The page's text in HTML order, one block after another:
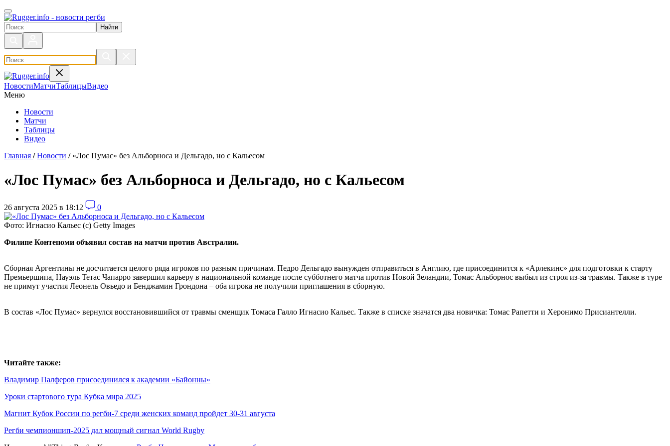
Поиск по сайту
НовостиМатчиТаблицыВидео
Меню
Новости
Матчи
Таблицы
Видео
Главная / Новости / «Лос Пумас» без Альборноса и Дельгадо, но с Кальесом
«Лос Пумас» без Альборноса и Дельгадо, но с Кальесом
26 августа 2025 в 18:12 0
Фото: Игнасио Кальес (с) Getty Images
Филипе Контепоми объявил состав на матчи против Австралии.
Сборная Аргентины не досчитается целого ряда игроков по разным причинам. Педро Дельгадо вынужден отправиться в Англию, где присоединится к «Арлекинс» для подготовки к старту
Премьершипа, Науэль Тетас Чапарро завершил карьеру в национальной команде после субботнего матча против Новой Зеландии, Томас Альборнос выбыл из строя из-за травмы. Также в туре
не примут участия Леонель Овьедо и Бенджамин Грондона – оба игрока не получили приглашения в сборную.
В состав «Лос Пумас» вернулся восстановившийся от травмы сменщик Томаса Галло Игнасио Кальес. Также в списке значатся два новичка: Томас Рапетти и Херонимо Присиантелли.
Читайте также:
Владимир Палферов присоединился к академии «Байонны»
Уроки стартового тура Кубка мира 2025
Магнит Кубок России по регби-7 среди женских команд пройдет 30-31 августа
Регби чемпионшип-2025 дал мощный сигнал World Rugby